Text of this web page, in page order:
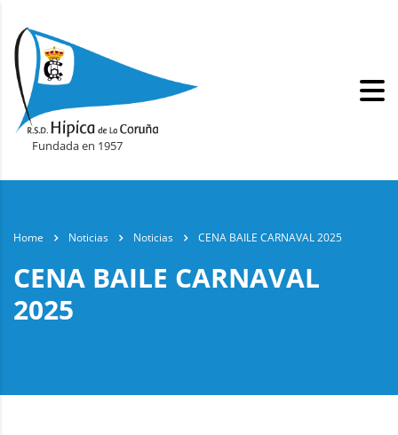
Fundada en 1957
Home Noticias Noticias CENA BAILE CARNAVAL 2025
CENA BAILE CARNAVAL
2025